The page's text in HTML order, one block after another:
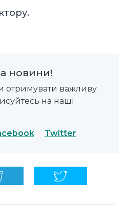
новини!
отримувати важливу
на наші
Twitter